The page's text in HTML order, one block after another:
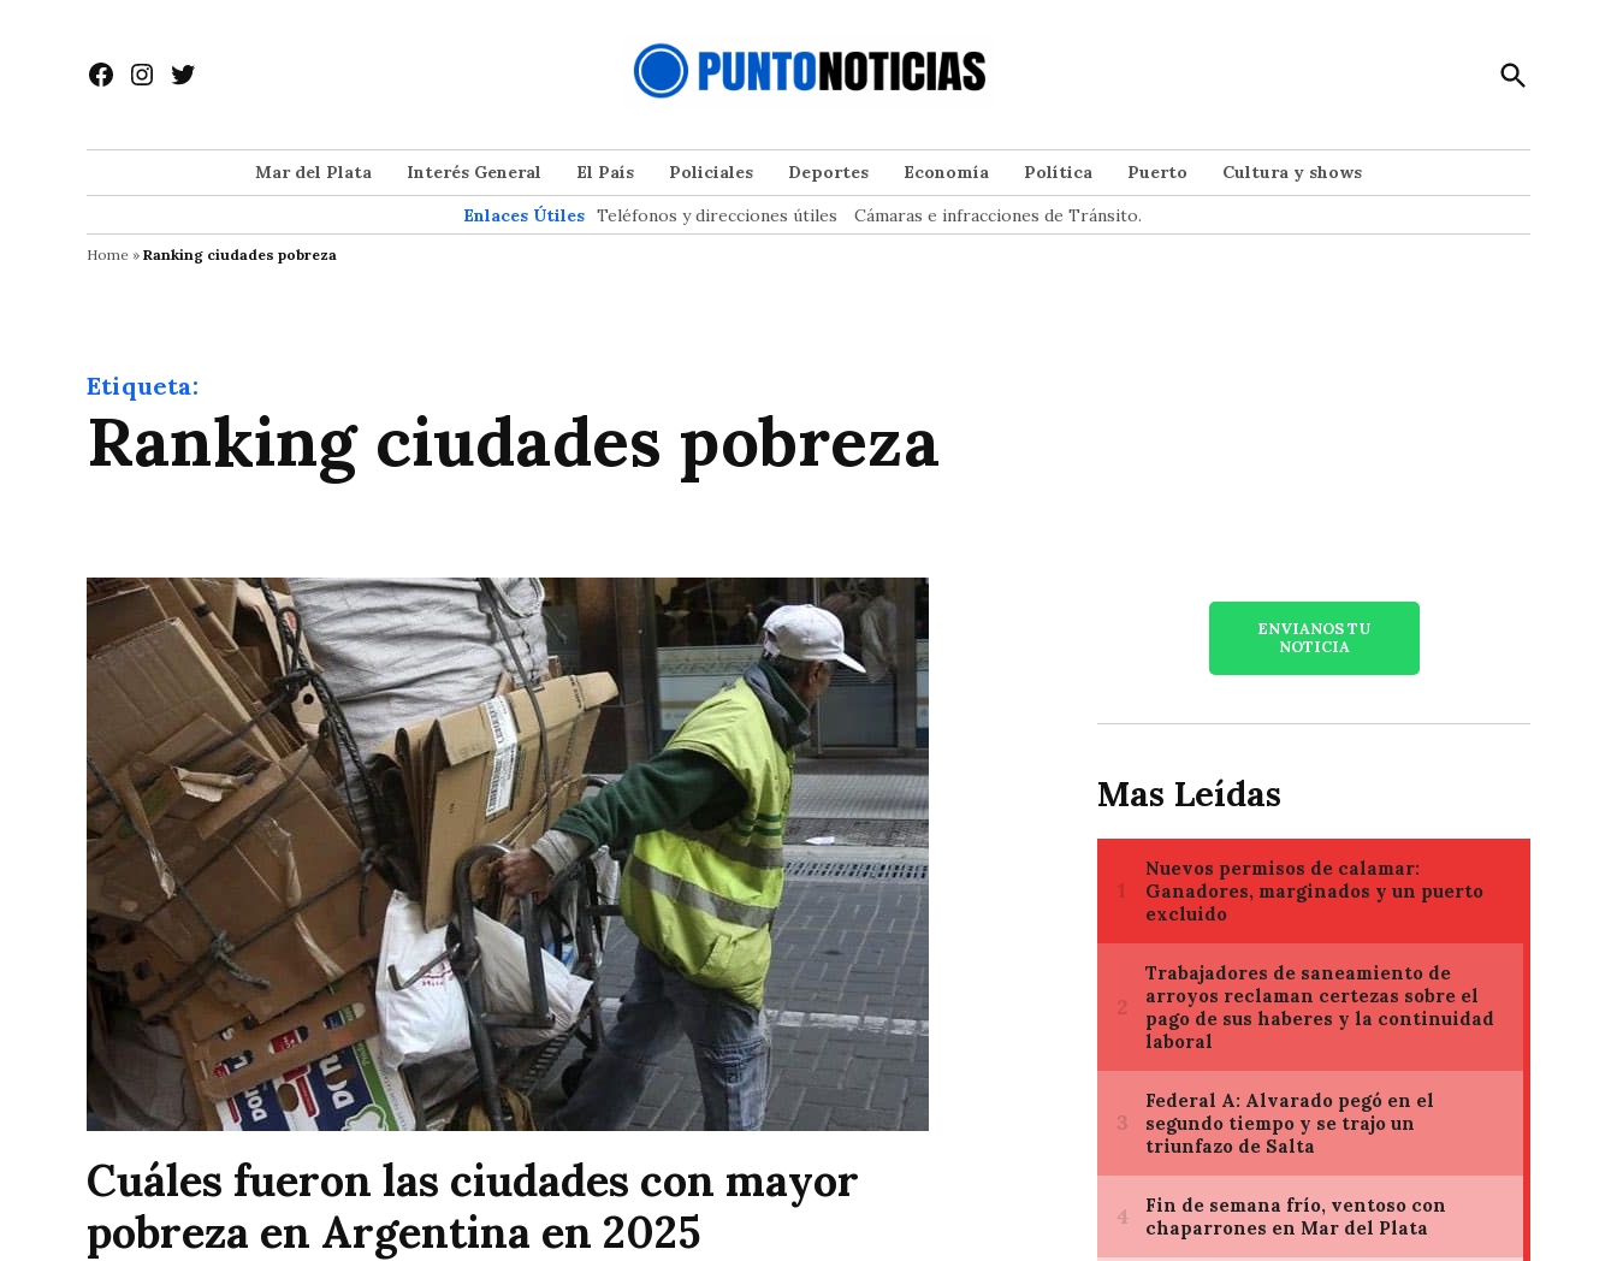
contenido
Facebook
Instagram
Twitter
Open
Search
Mar del Plata Interés General El País Policiales Deportes Economía Política Puerto
Cultura y shows
Enlaces Útiles Teléfonos y direcciones útiles Cámaras e infracciones de Tránsito.
Home » Ranking ciudades pobreza
Etiqueta:
Ranking ciudades pobreza
Cuáles fueron las ciudades con mayor
pobreza en Argentina en 2025
ENVIANOS TU
NOTICIA
Mas Leídas